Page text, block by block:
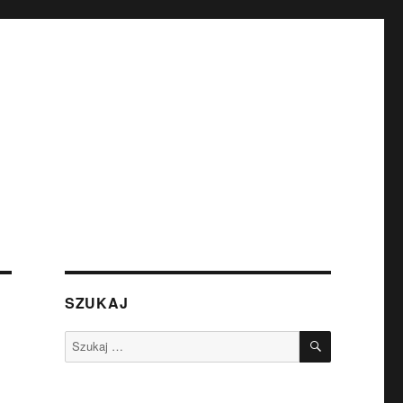
SZUKAJ
Szukaj: SZUKAJ